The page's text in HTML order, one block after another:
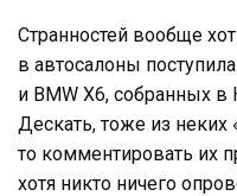
Странностей вообще
в автосалоны
и BMW X6, собранных в
Дескать, тоже из неких
то комментировать их
хотя никто ничего